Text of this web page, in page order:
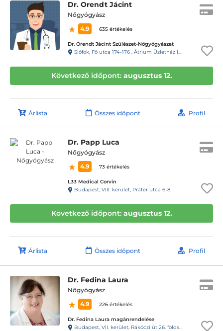
Dr. Orendt Jácint
Nőgyógyász
4.9
635 értékelés
Dr. Orendt Jácint Szülészet-Nőgyógyászat
Siófok, Fő utca 174-176 , Átrium Üzletház I. emelet
Következő időpont: augusztus 12.
Árlista Összes időpont Profil
Dr. Papp Luca
Nőgyógyász
4.9
73 értékelés
L33 Medical Corvin
Budapest, VIII. kerület, Práter utca 6-8.
Következő időpont: augusztus 12.
Árlista Összes időpont Profil
Dr. Fedina Laura
Nőgyógyász
4.9
226 értékelés
Dr. Fedina Laura magánrendelése
Budapest, VII. kerület, Rákóczi út 26. földszint 2/a, kapucsengő: 5